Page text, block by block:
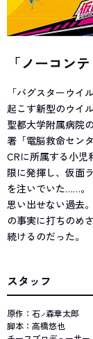
「ノーコン
「バグスターウイ
起こす新型のウイル
聖都大学附属病院
署「電脳救命セン
CRに所属する小児
限に発揮し、仮面
を注いでいた……。
思い出せない過去
の事実に打ちのめ
続けるのだった。
スタッフ
原作：石ノ森章太郎
脚本：高橋悠也